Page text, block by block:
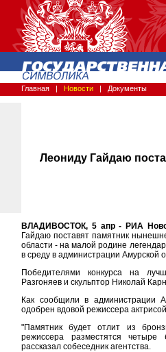
Главная | Новости | Документы
Леониду Гайдаю
ВЛАДИВОСТОК, 5 апр - РИА
Гайдаю поставят памятник
области - на малой родине
в среду в администрации Амурской
Победителями конкурса на
Разгоняев и скульптор Николай
Как сообщили в администрации
одобрен вдовой режиссера
"Памятник будет отлит из
режиссера разместятся
рассказал собеседник агентства.